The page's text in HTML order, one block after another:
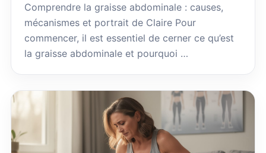
Comprendre la graisse abdominale : causes,
mécanismes et portrait de Claire Pour
commencer, il est essentiel de cerner ce qu’est
la graisse abdominale et pourquoi …